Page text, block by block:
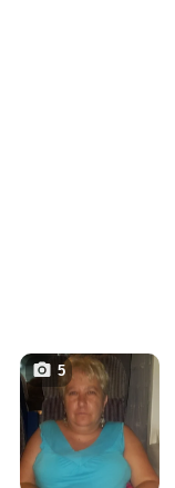
5